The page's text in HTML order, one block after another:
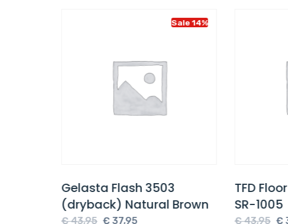
Sale 14%
Gelasta Flash 3503
(dryback) Natural Brown
€43,95 Oorspronkelijke
€37,95Huidige
TFD
SR-1005
€43,95 €